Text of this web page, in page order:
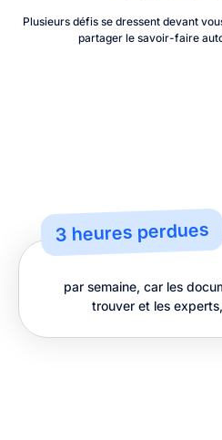
Plusieurs défis se dressent devant
partager le savoir-faire
par semaine, car les
trouver et les
3 heures perdues